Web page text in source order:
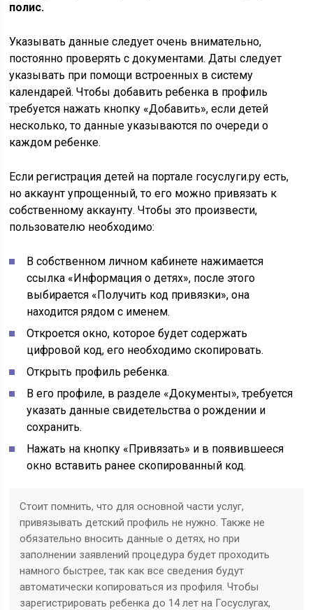
полис.
Указывать данные следует очень внимательно,
постоянно проверять с документами. Даты следует
указывать при помощи встроенных в систему
календарей. Чтобы добавить ребенка в профиль
требуется нажать кнопку «Добавить», если детей
несколько, то данные указываются по очереди о
каждом ребенке.
Если регистрация детей на портале госуслуги.ру есть,
но аккаунт упрощенный, то его можно привязать к
собственному аккаунту. Чтобы это произвести,
пользователю необходимо:
В собственном личном кабинете нажимается
ссылка «Информация о детях», после этого
выбирается «Получить код привязки», она
находится рядом с именем.
Откроется окно, которое будет содержать
цифровой код, его необходимо скопировать.
Открыть профиль ребенка.
В его профиле, в разделе «Документы», требуется
указать данные свидетельства о рождении и
сохранить.
Нажать на кнопку «Привязать» и в появившееся
окно вставить ранее скопированный код.
Стоит помнить, что для основной части услуг,
привязывать детский профиль не нужно. Также не
обязательно вносить данные о детях, но при
заполнении заявлений процедура будет проходить
намного быстрее, так как все сведения будут
автоматически копироваться из профиля. Чтобы
зарегистрировать ребенка до 14 лет на Госуслугах,